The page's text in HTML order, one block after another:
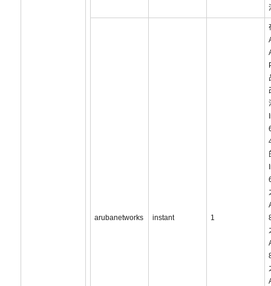
arubanetworks instant 1